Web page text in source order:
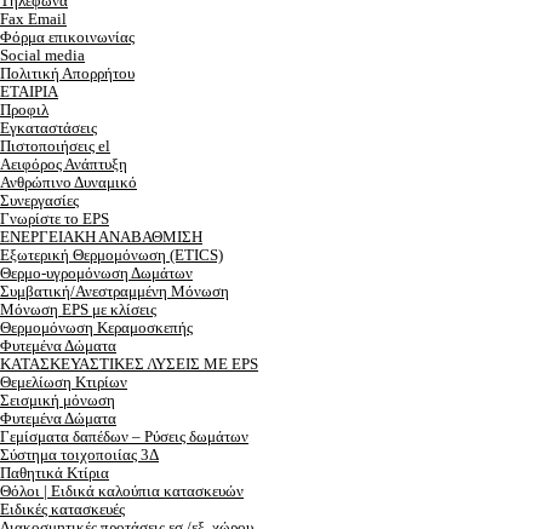
Fax Email
Φόρμα επικοινωνίας
Social media
Πολιτική Απορρήτου
ΕΤΑΙΡΙΑ
Προφιλ
Εγκαταστάσεις
Πιστοποιήσεις el
Αειφόρος Ανάπτυξη
Ανθρώπινο Δυναμικό
Συνεργασίες
Γνωρίστε το EPS
ΕΝΕΡΓΕΙΑΚΗ ΑΝΑΒΑΘΜΙΣΗ
Εξωτερική Θερμομόνωση (ETICS)
Θερμο-υγρομόνωση Δωμάτων
Συμβατική/Ανεστραμμένη Μόνωση
Μόνωση EPS με κλίσεις
Θερμομόνωση Κεραμοσκεπής
Φυτεμένα Δώματα
ΚΑΤΑΣΚΕΥΑΣΤΙΚΕΣ ΛΥΣΕΙΣ ΜΕ EPS
Θεμελίωση Κτιρίων
Σεισμική μόνωση
Φυτεμένα Δώματα
Γεμίσματα δαπέδων – Ρύσεις δωμάτων
Σύστημα τοιχοποιίας 3Δ
Παθητικά Κτίρια
Θόλοι | Ειδικά καλούπια κατασκευών
Ειδικές κατασκευές